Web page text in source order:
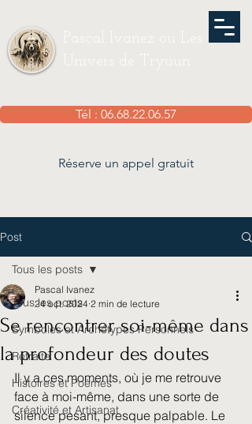
Pascal Ivanez ou Les
Univers de Tryuun
Tél : 06.68.22.06.57
Réserve un appel gratuit
Post
Tous les posts
Symboles et Archétypes Personnels
Retraite
Histoires et Poèmes
Créativité et Artisanat
Tous les posts
Se rencontrer soi-même dans
la profondeur des doutes
Pascal Ivanez
24 oct. 2024 2 min de lecture
Il y a ces moments, où je me retrouve
face à moi-même, dans une sorte de
silence pesant, presque palpable. Le